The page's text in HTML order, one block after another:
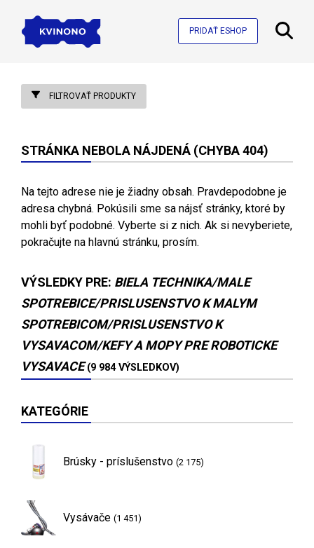
PRIDAŤ ESHOP
FILTROVAŤ PRODUKTY
STRÁNKA NEBOLA NÁJDENÁ (CHYBA 404)
Na tejto adrese nie je žiadny obsah. Pravdepodobne je
adresa chybná. Pokúsili sme sa nájsť stránky, ktoré by
mohli byť podobné. Vyberte si z nich. Ak si nevyberiete,
pokračujte na hlavnú stránku, prosím.
VÝSLEDKY PRE: BIELA TECHNIKA/MALE
SPOTREBICE/PRISLUSENSTVO K MALYM
SPOTREBICOM/PRISLUSENSTVO K
VYSAVACOM/KEFY A MOPY PRE ROBOTICKE
VYSAVACE (9 984 VÝSLEDKOV)
KATEGÓRIE
Brúsky - príslušenstvo (2 175)
Vysávače (1 451)